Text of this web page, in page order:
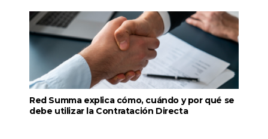
Red Summa explica cómo, cuándo y por qué se
debe utilizar la Contratación Directa